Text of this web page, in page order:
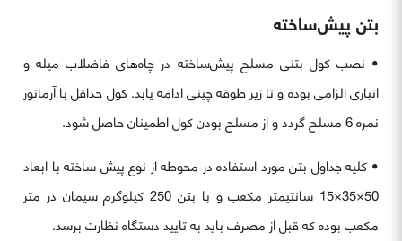
بتن پیش‌ساخته
• نصب کول بتنی مسلح پیش‌ساخته در چاه‌های فاضلاب میله و
انباری الزامی بوده و تا زیر طوقه چینی ادامه یابد. کول حداقل با آرماتور
نمره 6 مسلح گردد و از مسلح بودن کول اطمینان حاصل شود.
• کلیه جداول بتن مورد استفاده در محوطه از نوع پیش ساخته با ابعاد
50×35×15 سانتیمتر مکعب و با بتن 250 کیلوگرم سیمان در متر
مکعب بوده که قبل از مصرف باید به تایید دستگاه نظارت برسد.